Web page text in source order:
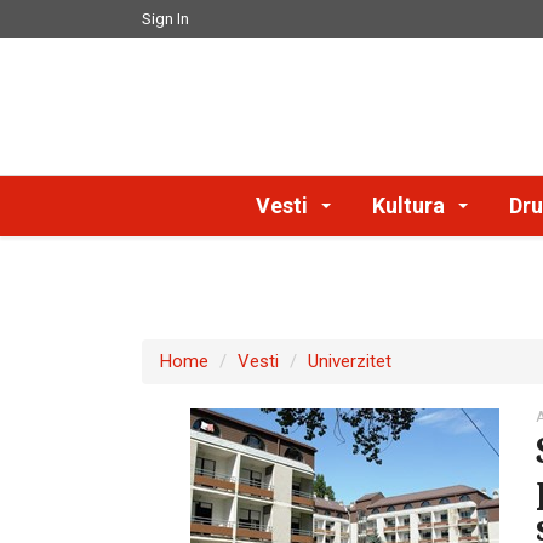
Sign In
Vesti Kultura
Home Vesti Univerzitet